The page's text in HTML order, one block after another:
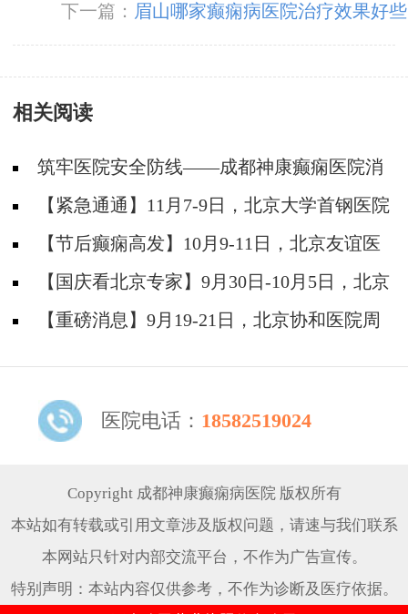
下一篇： 眉山哪家癫痫病医院治疗效果好些
相关阅读
筑牢医院安全防线——成都神康癫痫医院消
防安全培训纪实
【紧急通通】11月7-9日，北京大学首钢医院
神经内科胡颖教授亲临成都会诊，破解癫痫疑难
【节后癫痫高发】10月9-11日，北京友谊医
院陈葵博士免费会诊+治疗援助，破解癫痫难
题！
【国庆看北京专家】9月30日-10月5日，北京
天坛&首钢医院两大专家蓉城亲诊+癫痫大额救
【重磅消息】9月19-21日，北京协和医院周
线！
医院电话： 18582519024
Copyright 成都神康癫痫病医院 版权所有
本站如有转载或引用文章涉及版权问题，请速与我们联系
本网站只针对内部交流平台，不作为广告宣传。
特别声明：本站内容仅供参考，不作为诊断及医疗依据。